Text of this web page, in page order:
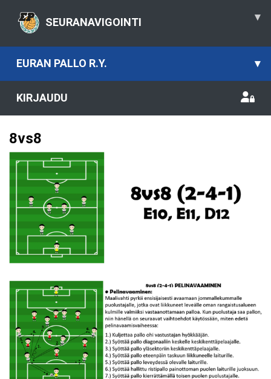
SEURANAVIGOINTI ▾
EURAN PALLO R.Y. ▾
KIRJAUDU
8vs8